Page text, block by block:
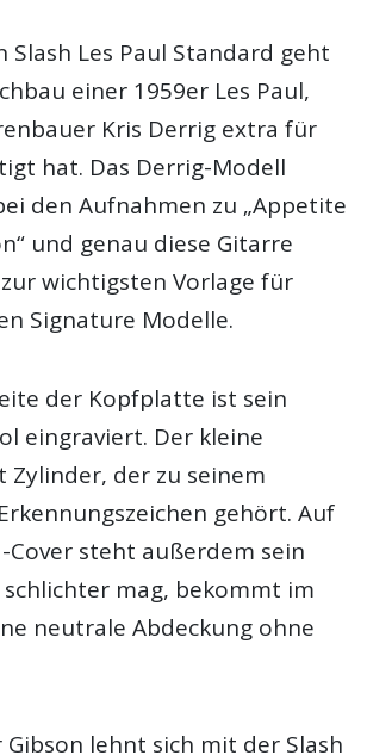
Slash Les Paul Standard geht
einer 1959er Les Paul,
Kris Derrig extra für
hat. Das Derrig-Modell
den Aufnahmen zu „Appetite
und genau diese Gitarre
wichtigsten Vorlage für
Signature Modelle.
der Kopfplatte ist sein
eingraviert. Der kleine
der zu seinem
gehört. Auf
Cover steht außerdem sein
schlichter mag, bekommt im
neutrale Abdeckung ohne
lehnt sich mit der Slash